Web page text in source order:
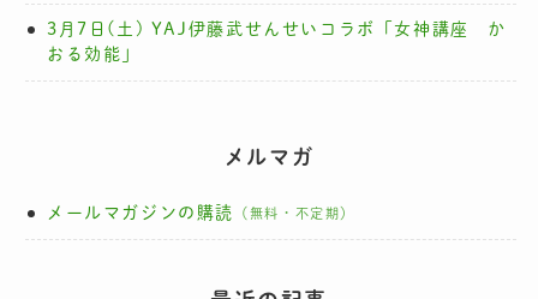
3月7日(土) YAJ伊藤武せんせいコラボ「女神講座 か
おる効能」
メルマガ
メールマガジンの購読 （無料・不定期）